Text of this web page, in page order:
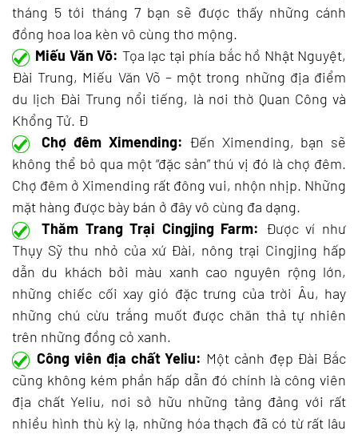
tháng 5 tới tháng 7 bạn sẽ được thấy những cánh
đồng hoa loa kèn vô cùng thơ mộng.
Miếu Văn Võ: Tọa lạc tại phía bắc hồ Nhật Nguyệt,
Đài Trung, Miếu Văn Võ – một trong những địa điểm
du lịch Đài Trung nổi tiếng, là nơi thờ Quan Công và
Khổng Tử. Đ
Chợ đêm Ximending: Đến Ximending, bạn sẽ
không thể bỏ qua một “đặc sản” thú vị đó là chợ đêm.
Chợ đêm ở Ximending rất đông vui, nhộn nhịp. Những
mặt hàng được bày bán ở đây vô cùng đa dạng.
Thăm Trang Trại Cingjing Farm: Được ví như
Thụy Sỹ thu nhỏ của xứ Đài, nông trại Cingjing hấp
dẫn du khách bởi màu xanh cao nguyên rộng lớn,
những chiếc cối xay gió đặc trưng của trời Âu, hay
những chú cừu trắng muốt được chăn thả tự nhiên
trên những đồng cỏ xanh.
Công viên địa chất Yeliu: Một cảnh đẹp Đài Bắc
cũng không kém phần hấp dẫn đó chính là công viên
địa chất Yeliu, nơi sở hữu những tảng đảng với rất
nhiều hình thù kỳ lạ, những hóa thạch đã có từ rất lâu